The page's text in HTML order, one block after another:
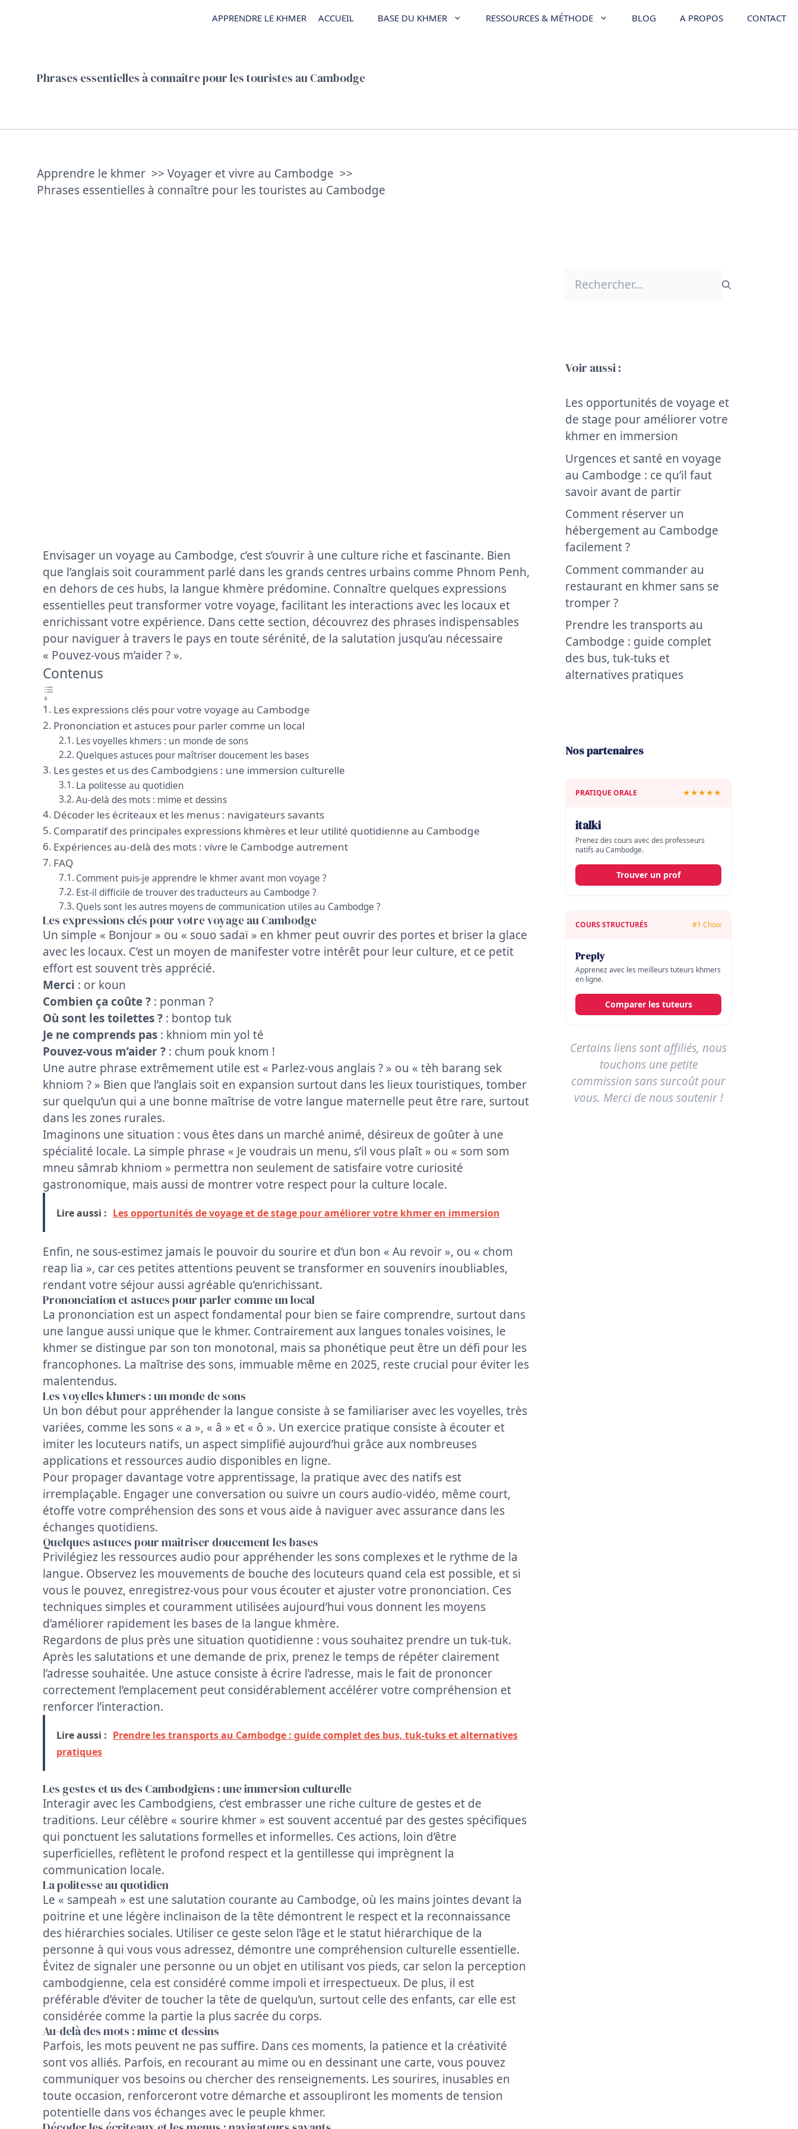
APPRENDRE LE KHMER ACCUEIL BASE DU KHMER RESSOURCES & MÉTHODE BLOG A PROPOS CONTACT
Phrases essentielles à connaître pour les touristes au Cambodge
Apprendre le khmer
Voyager et vivre au Cambodge
Phrases essentielles à connaître pour les touristes au Cambodge
Envisager un voyage au Cambodge, c’est s’ouvrir à une culture riche et fascinante. Bien
que l’anglais soit couramment parlé dans les grands centres urbains comme Phnom Penh,
en dehors de ces hubs, la langue khmère prédomine. Connaître quelques expressions
essentielles peut transformer votre voyage, facilitant les interactions avec les locaux et
enrichissant votre expérience. Dans cette section, découvrez des phrases indispensables
pour naviguer à travers le pays en toute sérénité, de la salutation jusqu’au nécessaire
« Pouvez-vous m’aider ? ».
Contenus
Les expressions clés pour votre voyage au Cambodge
Prononciation et astuces pour parler comme un local
Les voyelles khmers : un monde de sons
Quelques astuces pour maîtriser doucement les bases
Les gestes et us des Cambodgiens : une immersion culturelle
La politesse au quotidien
Au-delà des mots : mime et dessins
Décoder les écriteaux et les menus : navigateurs savants
Comparatif des principales expressions khmères et leur utilité quotidienne au Cambodge
Expériences au-delà des mots : vivre le Cambodge autrement
FAQ
Comment puis-je apprendre le khmer avant mon voyage ?
Est-il difficile de trouver des traducteurs au Cambodge ?
Quels sont les autres moyens de communication utiles au Cambodge ?
Les expressions clés pour votre voyage au Cambodge
Un simple « Bonjour » ou « souo sadaï » en khmer peut ouvrir des portes et briser la glace
avec les locaux. C’est un moyen de manifester votre intérêt pour leur culture, et ce petit
effort est souvent très apprécié.
Merci : or koun
Combien ça coûte ? : ponman ?
Où sont les toilettes ? : bontop tuk
Je ne comprends pas : khniom min yol té
Pouvez-vous m’aider ? : chum pouk knom !
Une autre phrase extrêmement utile est « Parlez-vous anglais ? » ou « tèh barang sek
khniom ? » Bien que l’anglais soit en expansion surtout dans les lieux touristiques, tomber
sur quelqu’un qui a une bonne maîtrise de votre langue maternelle peut être rare, surtout
dans les zones rurales.
Imaginons une situation : vous êtes dans un marché animé, désireux de goûter à une
spécialité locale. La simple phrase « Je voudrais un menu, s’il vous plaît » ou « som som
mneu sâmrab khniom » permettra non seulement de satisfaire votre curiosité
gastronomique, mais aussi de montrer votre respect pour la culture locale.
Lire aussi : Les opportunités de voyage et de stage pour améliorer votre khmer en immersion
Enfin, ne sous-estimez jamais le pouvoir du sourire et d’un bon « Au revoir », ou « chom
reap lia », car ces petites attentions peuvent se transformer en souvenirs inoubliables,
rendant votre séjour aussi agréable qu’enrichissant.
Prononciation et astuces pour parler comme un local
La prononciation est un aspect fondamental pour bien se faire comprendre, surtout dans
une langue aussi unique que le khmer. Contrairement aux langues tonales voisines, le
khmer se distingue par son ton monotonal, mais sa phonétique peut être un défi pour les
francophones. La maîtrise des sons, immuable même en 2025, reste crucial pour éviter les
malentendus.
Les voyelles khmers : un monde de sons
Un bon début pour appréhender la langue consiste à se familiariser avec les voyelles, très
variées, comme les sons « a », « â » et « ô ». Un exercice pratique consiste à écouter et
imiter les locuteurs natifs, un aspect simplifié aujourd’hui grâce aux nombreuses
applications et ressources audio disponibles en ligne.
Pour propager davantage votre apprentissage, la pratique avec des natifs est
irremplaçable. Engager une conversation ou suivre un cours audio-vidéo, même court,
étoffe votre compréhension des sons et vous aide à naviguer avec assurance dans les
échanges quotidiens.
Quelques astuces pour maîtriser doucement les bases
Privilégiez les ressources audio pour appréhender les sons complexes et le rythme de la
langue. Observez les mouvements de bouche des locuteurs quand cela est possible, et si
vous le pouvez, enregistrez-vous pour vous écouter et ajuster votre prononciation. Ces
techniques simples et couramment utilisées aujourd’hui vous donnent les moyens
d’améliorer rapidement les bases de la langue khmère.
Regardons de plus près une situation quotidienne : vous souhaitez prendre un tuk-tuk.
Après les salutations et une demande de prix, prenez le temps de répéter clairement
l’adresse souhaitée. Une astuce consiste à écrire l’adresse, mais le fait de prononcer
correctement l’emplacement peut considérablement accélérer votre compréhension et
renforcer l’interaction.
Lire aussi : Prendre les transports au Cambodge : guide complet des bus, tuk-tuks et alternatives
pratiques
Les gestes et us des Cambodgiens : une immersion culturelle
Interagir avec les Cambodgiens, c’est embrasser une riche culture de gestes et de
traditions. Leur célèbre « sourire khmer » est souvent accentué par des gestes spécifiques
qui ponctuent les salutations formelles et informelles. Ces actions, loin d’être
superficielles, reflètent le profond respect et la gentillesse qui imprègnent la
communication locale.
La politesse au quotidien
Le « sampeah » est une salutation courante au Cambodge, où les mains jointes devant la
poitrine et une légère inclinaison de la tête démontrent le respect et la reconnaissance
des hiérarchies sociales. Utiliser ce geste selon l’âge et le statut hiérarchique de la
personne à qui vous vous adressez, démontre une compréhension culturelle essentielle.
Évitez de signaler une personne ou un objet en utilisant vos pieds, car selon la perception
cambodgienne, cela est considéré comme impoli et irrespectueux. De plus, il est
préférable d’éviter de toucher la tête de quelqu’un, surtout celle des enfants, car elle est
considérée comme la partie la plus sacrée du corps.
Au-delà des mots : mime et dessins
Parfois, les mots peuvent ne pas suffire. Dans ces moments, la patience et la créativité
sont vos alliés. Parfois, en recourant au mime ou en dessinant une carte, vous pouvez
communiquer vos besoins ou chercher des renseignements. Les sourires, inusables en
toute occasion, renforceront votre démarche et assoupliront les moments de tension
potentielle dans vos échanges avec le peuple khmer.
Rechercher :
Voir aussi :
Les opportunités de voyage et
de stage pour améliorer votre
khmer en immersion
Urgences et santé en voyage
au Cambodge : ce qu’il faut
savoir avant de partir
Comment réserver un
hébergement au Cambodge
facilement ?
Comment commander au
restaurant en khmer sans se
tromper ?
Prendre les transports au
Cambodge : guide complet
des bus, tuk-tuks et
alternatives pratiques
Nos partenaires
PRATIQUE ORALE ★★★★★
italki
Prenez des cours avec des professeurs
natifs au Cambodge.
Trouver un prof
COURS STRUCTURÉS #1 Choix
Preply
Apprenez avec les meilleurs tuteurs khmers
en ligne.
Comparer les tuteurs
Certains liens sont affiliés, nous
touchons une petite
commission sans surcoût pour
vous. Merci de nous soutenir !